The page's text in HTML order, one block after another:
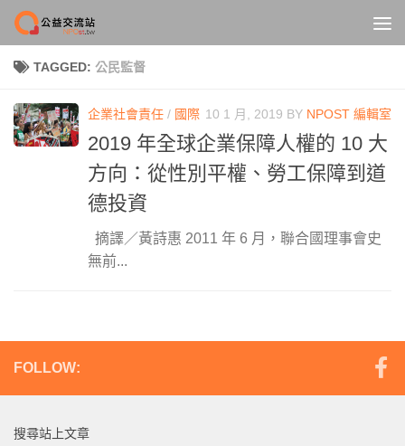
Skip to content
TAGGED: 公民監督
企業社會責任 / 國際 10 1 月, 2019 BY NPOST 編輯室
2019 年全球企業保障人權的 10 大
方向：從性別平權、勞工保障到道
德投資
摘譯／黃詩惠 2011 年 6 月，聯合國理事會史
無前...
FOLLOW:
搜尋站上文章